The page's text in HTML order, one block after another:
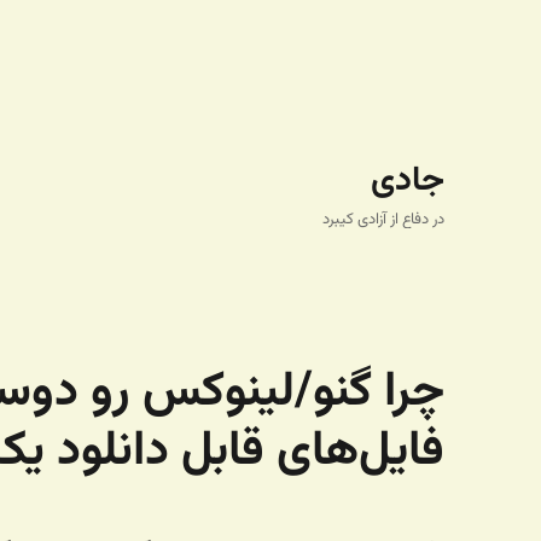
جادی
در دفاع از آزادی کیبرد
چرا گنو/لینوکس رو
فایل‌های قابل دانلود